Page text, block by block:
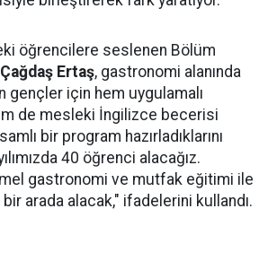
öğrencilere seslenen Bölüm
Ertaş, gastronomi alanında
gençler için hem uygulamalı
de mesleki İngilizce becerisi
bir program hazırladıklarını
40 öğrenci alacağız.
gastronomi ve mutfak eğitimi ile
arada alacak," ifadelerini kullandı.